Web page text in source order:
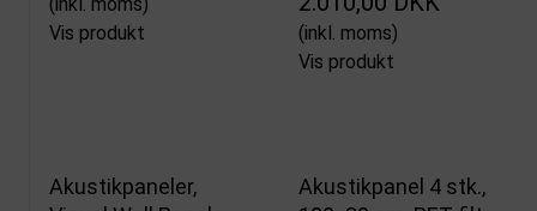
Vis produkt
(inkl. moms)
Vis produkt
Akustikpaneler,
Akustikpanel 4 stk.,